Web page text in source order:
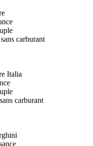
carburant
Italia
carburant